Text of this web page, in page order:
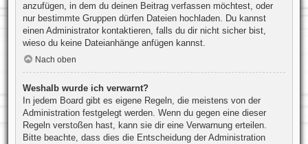
anzufügen, in dem du deinen Beitrag verfassen möchtest, oder
nur bestimmte Gruppen dürfen Dateien hochladen. Du kannst
einen Administrator kontaktieren, falls du dir nicht sicher bist,
wieso du keine Dateianhänge anfügen kannst.
Nach oben
Weshalb wurde ich verwarnt?
In jedem Board gibt es eigene Regeln, die meistens von der
Administration festgelegt werden. Wenn du gegen eine dieser
Regeln verstoßen hast, kann sie dir eine Verwarnung erteilen.
Bitte beachte, dass dies die Entscheidung der Administration